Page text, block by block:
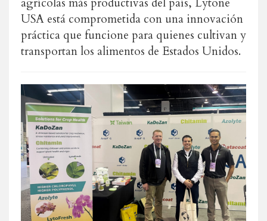
agrícolas más productivas del país, Lytone
USA está comprometida con una innovación
práctica que funcione para quienes cultivan y
transportan los alimentos de Estados Unidos.